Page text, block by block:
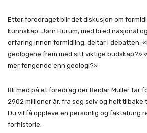
Etter foredraget blir det diskusjon om
kunnskap. Jørn Hurum, med bred nasjonal
erfaring innen formidling, deltar i debatten.
geologene frem med sitt viktige budskap?»
mer fengende enn geologi?»
Bli med på et foredrag der Reidar Müller tar
2902 millioner år, fra seg selv og helt tilbake
Du vil få oppleve en personlig og faktatung
forhistorie.